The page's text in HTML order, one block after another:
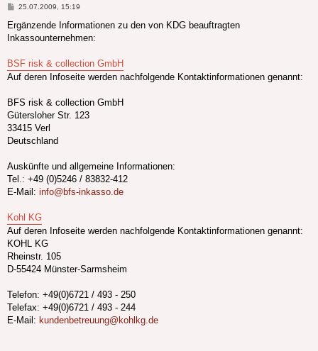
Beitrag
25.07.2009, 15:19
Ergänzende Informationen zu den von KDG beauftragten
Inkassounternehmen:
BSF risk & collection GmbH
Auf deren Infoseite werden nachfolgende Kontaktinformationen genannt:
BFS risk & collection GmbH
Gütersloher Str. 123
33415 Verl
Deutschland
Auskünfte und allgemeine Informationen:
Tel.: +49 (0)5246 / 83832-412
E-Mail: info@bfs-inkasso.de
Kohl KG
Auf deren Infoseite werden nachfolgende Kontaktinformationen genannt:
KOHL KG
Rheinstr. 105
D-55424 Münster-Sarmsheim
Telefon: +49(0)6721 / 493 - 250
Telefax: +49(0)6721 / 493 - 244
E-Mail: kundenbetreuung@kohlkg.de